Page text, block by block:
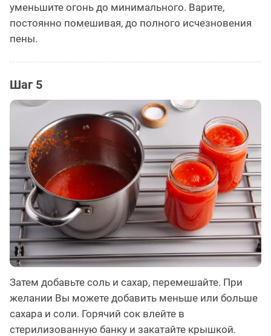
уменьшите огонь до минимального. Варите,
постоянно помешивая, до полного исчезновения
пены.
Шаг 5
Затем добавьте соль и сахар, перемешайте. При
желании Вы можете добавить меньше или больше
сахара и соли. Горячий сок влейте в
стерилизованную банку и закатайте крышкой.